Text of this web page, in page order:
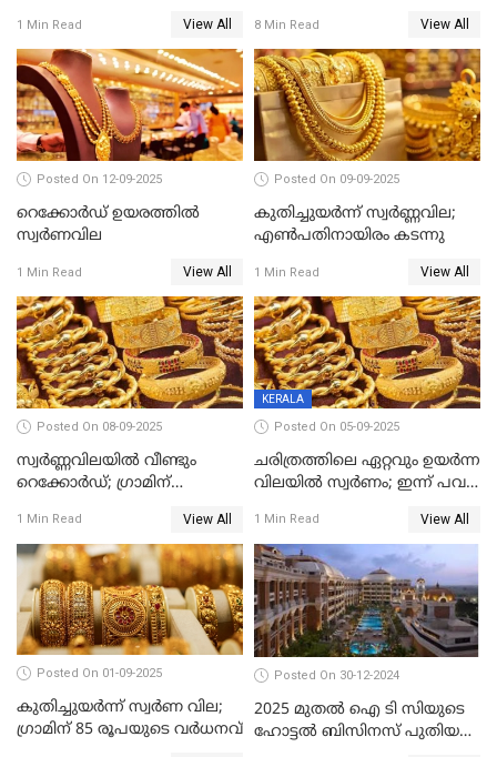
1 Min Read View All
ജൻ ധൻ നേട്ടങ്ങൾ അറിയാം
8 Min Read View All
Posted On 12-09-2025
റെക്കോര്‍ഡ് ഉയരത്തിൽ
സ്വര്‍ണവില
1 Min Read View All
Posted On 09-09-2025
കുതിച്ചുയർന്ന് സ്വർണ്ണവില;
എണ്‍പതിനായിരം കടന്നു
1 Min Read View All
Posted On 08-09-2025
സ്വർണ്ണവിലയിൽ വീണ്ടും
റെക്കോർഡ്; ഗ്രാമിന്
രൂപ മാത്രം കുറവ്
1 Min Read View All
KERALA
Posted On 05-09-2025
ചരിത്രത്തിലെ ഏറ്റവും ഉയർന്ന
വിലയിൽ സ്വർണം; ഇന്ന് പവന്
1 Min Read View All
Posted On 01-09-2025
കുതിച്ചുയർന്ന് സ്വർണ വില;
ഗ്രാമിന് 85 രൂപയുടെ വർധനവ്
Posted On 30-12-2024
2025 മുതൽ ഐ ടി സിയുടെ
ഹോട്ടൽ ബിസിനസ് പുതിയ